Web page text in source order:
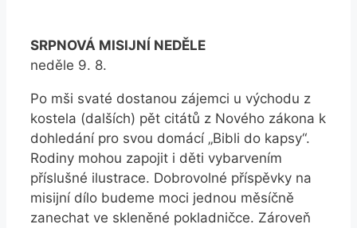
SRPNOVÁ MISIJNÍ NEDĚLE
neděle 9. 8.
Po mši svaté dostanou zájemci u východu z
kostela (dalších) pět citátů z Nového zákona k
dohledání pro svou domácí „Bibli do kapsy“.
Rodiny mohou zapojit i děti vybarvením
příslušné ilustrace. Dobrovolné příspěvky na
misijní dílo budeme moci jednou měsíčně
zanechat ve skleněné pokladničce. Zároveň